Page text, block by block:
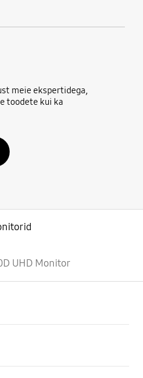
meie ekspertidega,
toodete kui ka
UHD Monitor